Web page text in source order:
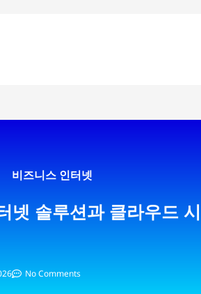
비즈니스 인터넷
넷 솔루션과 클라우드 시
No Comments